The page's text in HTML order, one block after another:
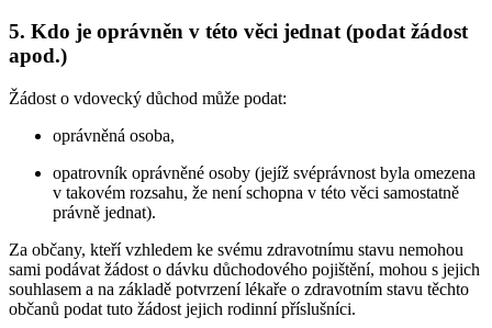
5. Kdo je oprávněn v této věci jednat (podat žádost
apod.)
Žádost o vdovecký důchod může podat:
oprávněná osoba,
opatrovník oprávněné osoby (jejíž svéprávnost byla omezena
v takovém rozsahu, že není schopna v této věci samostatně
právně jednat).
Za občany, kteří vzhledem ke svému zdravotnímu stavu nemohou
sami podávat žádost o dávku důchodového pojištění, mohou s jejich
souhlasem a na základě potvrzení lékaře o zdravotním stavu těchto
občanů podat tuto žádost jejich rodinní příslušníci.